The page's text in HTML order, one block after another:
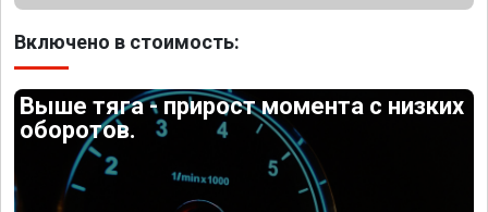
Включено в стоимость:
Выше тяга - прирост момента с низких
оборотов.